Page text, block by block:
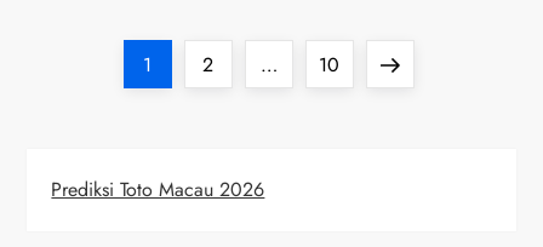
Page
1 Page
2 … Page
10
Next
Prediksi Toto Macau 2026